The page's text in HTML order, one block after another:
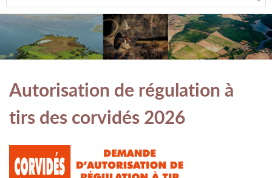
Autorisation de régulation à
tirs des corvidés 2026